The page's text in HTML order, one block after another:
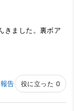
きました。裏ボア
報告 役に立った 0